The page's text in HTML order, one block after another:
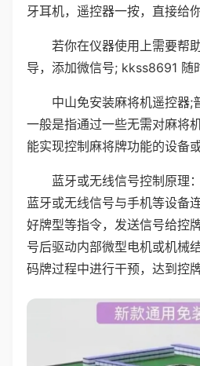
牙耳机，遥控器一按，直接给
若你在仪器使用上需要帮
导，添加微信号; kkss8691 随
中山免安装麻将机遥控器;
一般是指通过一些无需对麻将
能实现控制麻将牌功能的设备或
蓝牙或无线信号控制原理
蓝牙或无线信号与手机等设备
好牌型等指令，发送信号给控
号后驱动内部微型电机或机械
码牌过程中进行干预，达到控牌